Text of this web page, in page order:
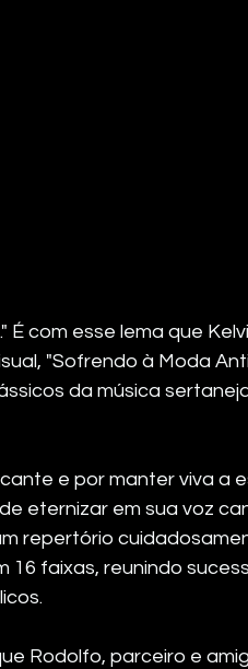
É com esse lema que
"Sofrendo à Moda
da música
e por manter viva a
eternizar em sua voz
repertório
16 faixas, reunindo
Rodolfo, parceiro e